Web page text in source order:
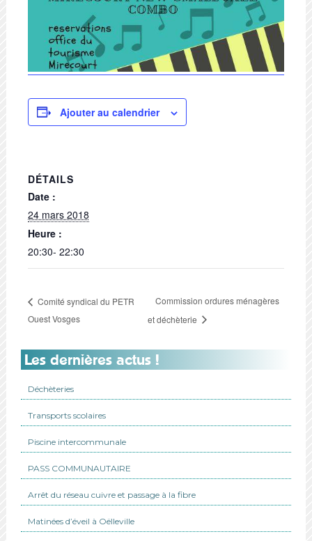
Ajouter au calendrier
DÉTAILS
Date :
24 mars 2018
Heure :
20:30- 22:30
Comité syndical du PETR
Ouest Vosges
Commission ordures ménagères
et déchèterie
Les dernières actus !
Déchèteries
Transports scolaires
Piscine intercommunale
PASS COMMUNAUTAIRE
Arrêt du réseau cuivre et passage à la fibre
Matinées d’éveil à Oëlleville